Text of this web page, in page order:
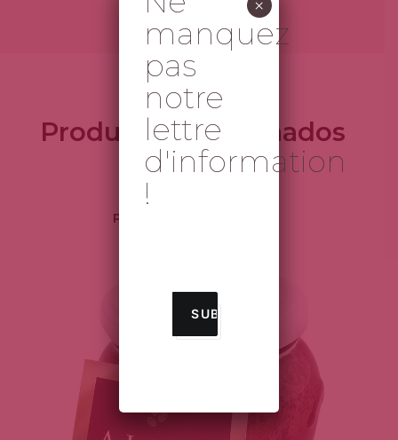
Produtos Relacionados
Pasta de Azeitona Preta
manquez
pas
notre
lettre
d'information
!
×